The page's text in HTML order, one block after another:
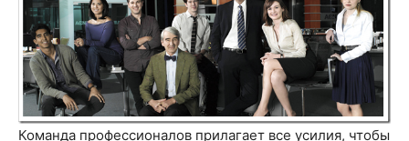
Команда профессионалов прилагает все усилия, чтобы